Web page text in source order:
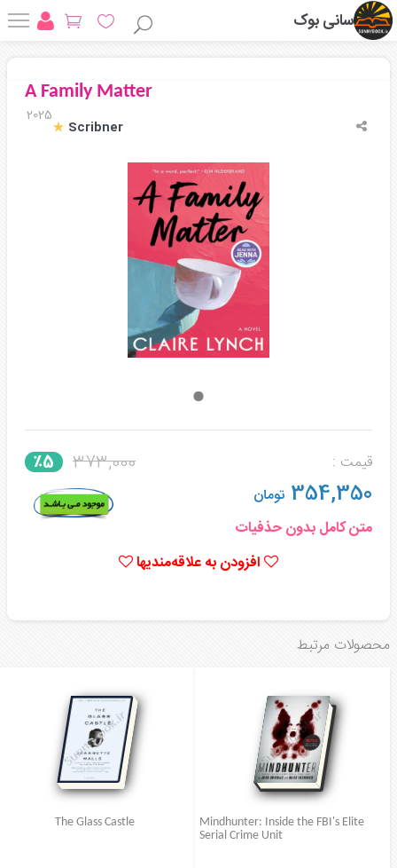
سانی بوک
A Family Matter
2025
Scribner
قیمت : 373,000 ٪5
354,350 تومان
متن کامل بدون حذفیات
افزودن به علاقه‌مندیها
محصولات مرتبط
Mindhunter: Inside the FBI's Elite
Serial Crime Unit
The Glass Castle